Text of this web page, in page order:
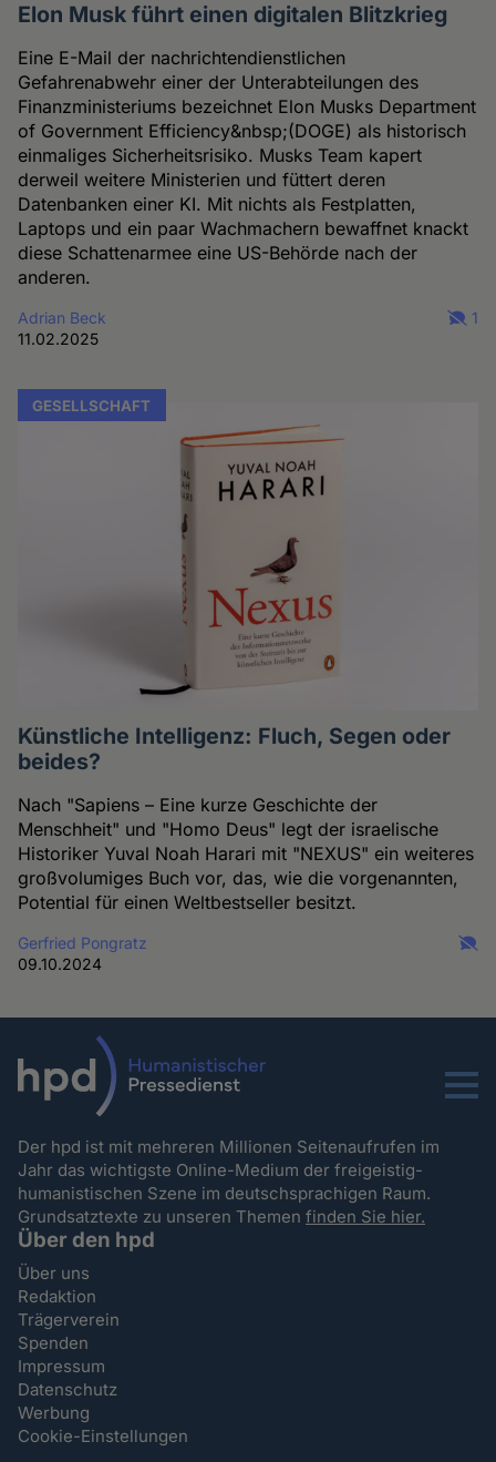
Elon Musk führt einen digitalen Blitzkrieg
Eine E-Mail der nachrichtendienstlichen
Gefahrenabwehr einer der Unterabteilungen des
Finanzministeriums bezeichnet Elon Musks Department
of Government Efficiency&nbsp;(DOGE) als historisch
einmaliges Sicherheitsrisiko. Musks Team kapert
derweil weitere Ministerien und füttert deren
Datenbanken einer KI. Mit nichts als Festplatten,
Laptops und ein paar Wachmachern bewaffnet knackt
diese Schattenarmee eine US-Behörde nach der
anderen.
Adrian Beck
11.02.2025
1
GESELLSCHAFT
Künstliche Intelligenz: Fluch, Segen oder
beides?
Nach "Sapiens – Eine kurze Geschichte der
Menschheit" und "Homo Deus" legt der israelische
Historiker Yuval Noah Harari mit "NEXUS" ein weiteres
großvolumiges Buch vor, das, wie die vorgenannten,
Potential für einen Weltbestseller besitzt.
Gerfried Pongratz
09.10.2024
Menu
Der hpd ist mit mehreren Millionen Seitenaufrufen im
Jahr das wichtigste Online-Medium der freigeistig-
humanistischen Szene im deutschsprachigen Raum.
Grundsatztexte zu unseren Themenfinden Sie hier.
Über den hpd
Über uns
Redaktion
Trägerverein
Spenden
Impressum
Datenschutz
Werbung
Cookie-Einstellungen